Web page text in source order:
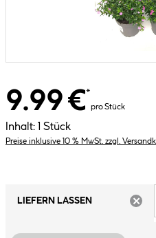
9.99 €*
pro Stück
Inhalt: 1 Stück
Preise inklusive 10 % MwSt. zzgl.
LIEFERN LASSEN